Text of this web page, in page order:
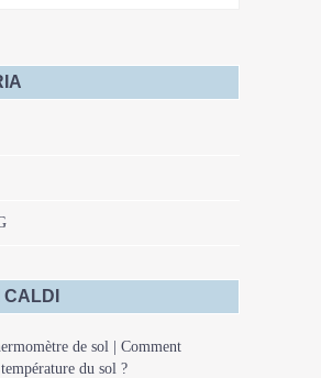
de sol | Comment
du sol ?